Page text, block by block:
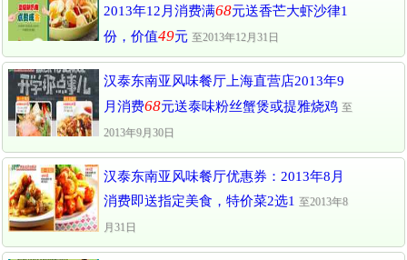
2013年12月消费满68元送香芒大虾沙律1
份，价值49元 至2013年12月31日
汉泰东南亚风味餐厅上海直营店2013年9
月消费68元送泰味粉丝蟹煲或提雅烧鸡 至
2013年9月30日
汉泰东南亚风味餐厅优惠券：2013年8月
消费即送指定美食，特价菜2选1 至2013年8
月31日